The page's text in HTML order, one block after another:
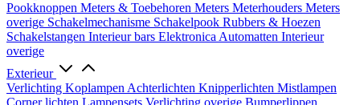
Pookknoppen Meters & Toebehoren Meters Meterhouders Meters
overige Schakelmechanisme Schakelpook Rubbers & Hoezen
Schakelstangen Interieur bars Elektronica Automatten Interieur
overige
Exterieur
Verlichting Koplampen Achterlichten Knipperlichten Mistlampen
Corner lichten Lampensets Verlichting overige Bumperlippen